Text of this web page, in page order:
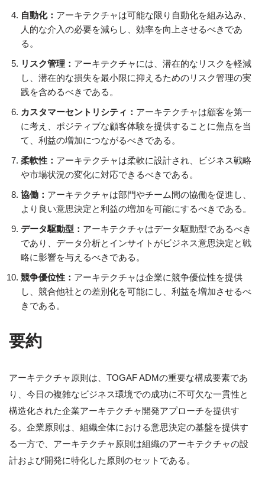
自動化： アーキテクチャは可能な限り自動化を組み込み、
人的な介入の必要を減らし、効率を向上させるべきであ
る。
リスク管理： アーキテクチャには、潜在的なリスクを軽減
し、潜在的な損失を最小限に抑えるためのリスク管理の実
践を含めるべきである。
カスタマーセントリシティ： アーキテクチャは顧客を第一
に考え、ポジティブな顧客体験を提供することに焦点を当
て、利益の増加につながるべきである。
柔軟性： アーキテクチャは柔軟に設計され、ビジネス戦略
や市場状況の変化に対応できるべきである。
協働： アーキテクチャは部門やチーム間の協働を促進し、
より良い意思決定と利益の増加を可能にするべきである。
データ駆動型： アーキテクチャはデータ駆動型であるべき
であり、データ分析とインサイトがビジネス意思決定と戦
略に影響を与えるべきである。
競争優位性： アーキテクチャは企業に競争優位性を提供
し、競合他社との差別化を可能にし、利益を増加させるべ
きである。
要約
アーキテクチャ原則は、TOGAF ADMの重要な構成要素であ
り、今日の複雑なビジネス環境での成功に不可欠な一貫性と
構造化された企業アーキテクチャ開発アプローチを提供す
る。企業原則は、組織全体における意思決定の基盤を提供す
る一方で、アーキテクチャ原則は組織のアーキテクチャの設
計および開発に特化した原則のセットである。